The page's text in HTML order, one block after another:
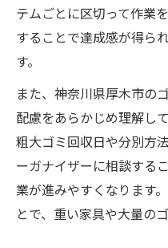
テムごとに区切って作業
することで達成感が得ら
す。
また、神奈川県厚木市の
配慮をあらかじめ理解し
粗大ゴミ回収日や分別方
ーガナイザーに相談する
業が進みやすくなります
とで、重い家具や大量の